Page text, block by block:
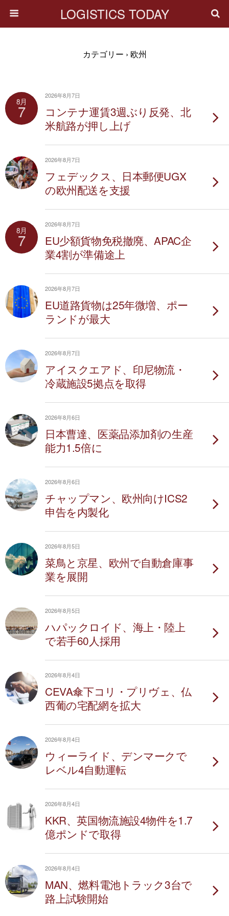
LOGISTICS TODAY
カテゴリー › 欧州
8月
7
2026年8月7日
コンテナ運賃3週ぶり反発、北
米航路が押し上げ
2026年8月7日
フェデックス、日本郵便UGX
の欧州配送を支援
8月
7
2026年8月7日
EU少額貨物免税撤廃、APAC企
業4割が準備途上
2026年8月7日
EU道路貨物は25年微増、ポー
ランドが最大
2026年8月7日
アイスクエアド、印尼物流・
冷蔵施設5拠点を取得
2026年8月6日
日本曹達、医薬品添加剤の生産
能力1.5倍に
2026年8月6日
チャップマン、欧州向けICS2
申告を内製化
2026年8月5日
菜鳥と京星、欧州で自動倉庫事
業を展開
2026年8月5日
ハパックロイド、海上・陸上
で若手60人採用
2026年8月4日
CEVA傘下コリ・プリヴェ、仏
西葡の宅配網を拡大
2026年8月4日
ウィーライド、デンマークで
レベル4自動運転
2026年8月4日
KKR、英国物流施設4物件を1.7
億ポンドで取得
2026年8月4日
MAN、燃料電池トラック3台で
路上試験開始